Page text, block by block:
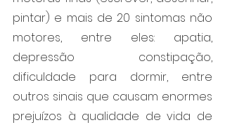
pintar) e mais de 20 sintomas não
motores, entre eles: apatia,
depressão constipação,
dificuldade para dormir, entre
outros sinais que causam enormes
prejuízos à qualidade de vida de